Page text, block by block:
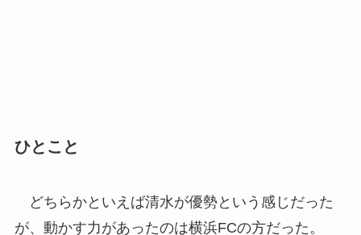
ひとこと
どちらかといえば清水が優勢という感じだった
が、動かす力があったのは横浜FCの方だった。